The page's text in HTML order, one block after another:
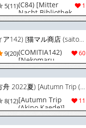
World: The Last
Days of the
World [English]
1
5(11)(C84) [Mitter
Nacht Bibliothek
(Tsuji Kazuho)]
Kanjou Yutaka na
Cocollon - Poker
Face Cocollon
(Touhou Project)
(コミティア142) [猫マル商店 (saitom)] travail de chateau bande dessinee
60
9(20)(COMITIA142)
[Nekomaru
Shouten
(saitom)] travail
de chateau
bande dessinee
(青春の方舟 2022夏) [Autumn Trip (秋乃楓)] 甘さの苦さを知ったなら (ブルーアーカイブ)
11
8(12)[Autumn Trip
(Akino Kaede)]
Amasa no
nigasa o shitta